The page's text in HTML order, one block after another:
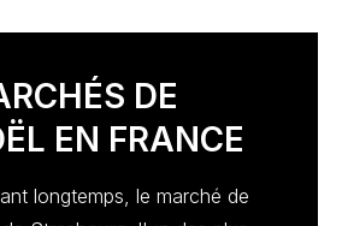
DE
EN FRANCE
longtemps, le marché de